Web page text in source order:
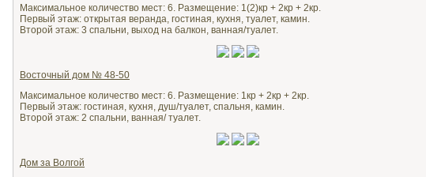
Максимальное количество мест: 6. Размещение: 1(2)кр + 2кр + 2кр.
Первый этаж: открытая веранда, гостиная, кухня, туалет, камин.
Второй этаж: 3 спальни, выход на балкон, ванная/туалет.
Восточный дом № 48-50
Максимальное количество мест: 6. Размещение: 1кр + 2кр + 2кр.
Первый этаж: гостиная, кухня, душ/туалет, спальня, камин.
Второй этаж: 2 спальни, ванная/ туалет.
Дом за Волгой